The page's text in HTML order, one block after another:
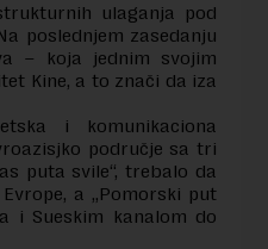
ulaganja pod
poslednjem zasedanju
– koja jednim svojim
Kine, a to znači da iza
i komunikaciona
područje sa tri
puta svile“, trebalo da
a „Pomorski put
i Sueskim kanalom do